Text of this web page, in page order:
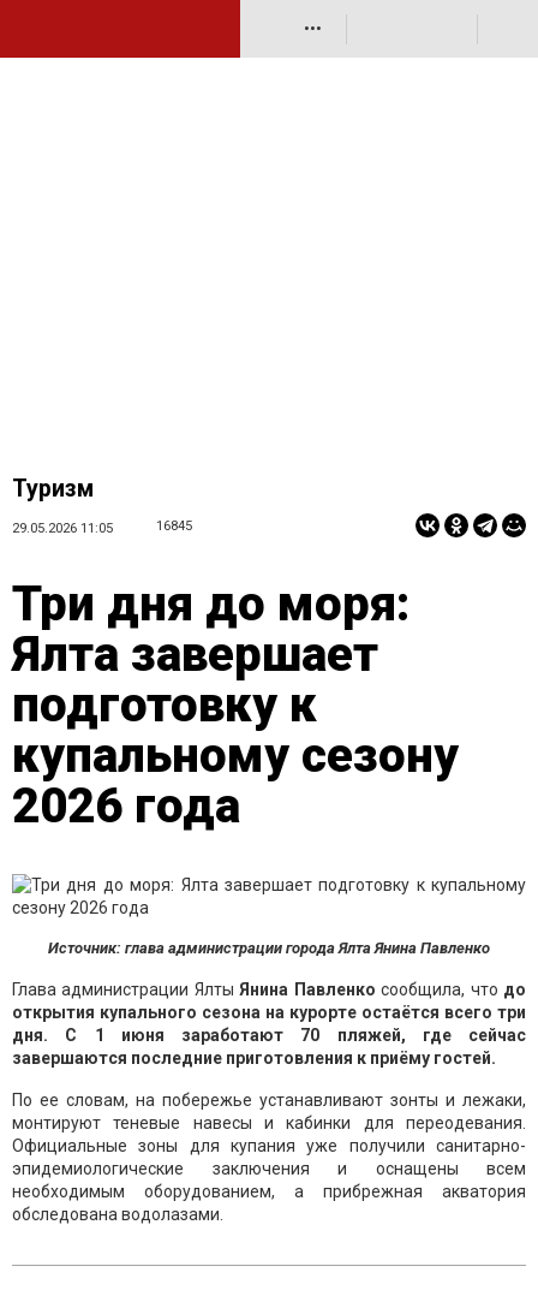
•••
Туризм
29.05.2026 11:05 16845
Три дня до моря:
Ялта завершает
подготовку к
купальному сезону
2026 года
Источник: глава администрации города Ялта Янина Павленко
Глава администрации Ялты Янина Павленко сообщила, что до
открытия купального сезона на курорте остаётся всего три
дня. С 1 июня заработают 70 пляжей, где сейчас
завершаются последние приготовления к приёму гостей.
По ее словам, на побережье устанавливают зонты и лежаки,
монтируют теневые навесы и кабинки для переодевания.
Официальные зоны для купания уже получили санитарно-
эпидемиологические заключения и оснащены всем
необходимым оборудованием, а прибрежная акватория
обследована водолазами.